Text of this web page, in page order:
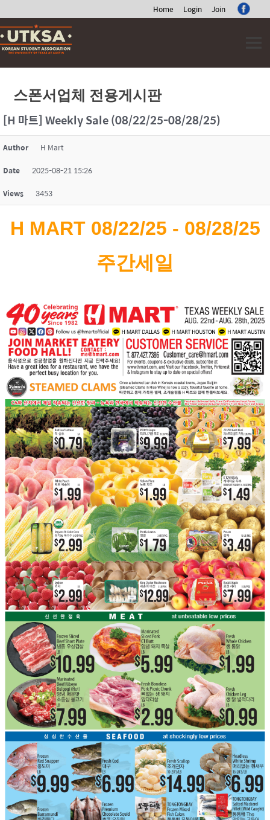
Home Login Join
Skip
to
content
스폰서업체 전용게시판
[H 마트] Weekly Sale (08/22/25-08/28/25)
Author H Mart
Date 2025-08-21 15:26
Views 3453
H MART 08/22/25 - 08/28/25
주간세일